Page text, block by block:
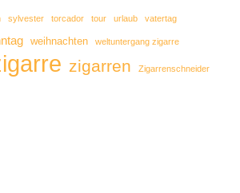
sylvester torcador tour urlaub vatertag
weihnachten weltuntergang zigarre
zigarren Zigarrenschneider